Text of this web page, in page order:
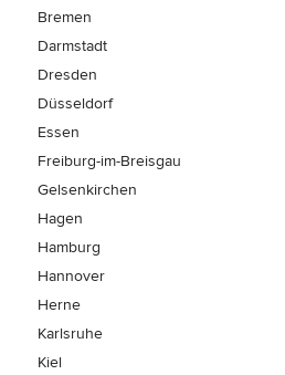
Bremen
Darmstadt
Dresden
Düsseldorf
Essen
Freiburg-im-Breisgau
Gelsenkirchen
Hagen
Hamburg
Hannover
Herne
Karlsruhe
Kiel